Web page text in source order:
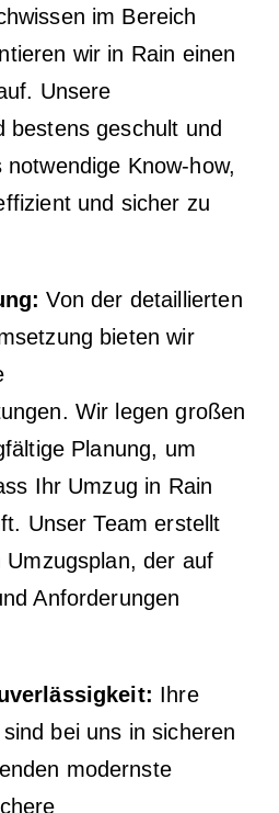
im Bereich
wir in Rain einen
Unsere
bestens geschult und
Know-how,
und sicher zu
Von der detaillierten
bieten wir
Wir legen großen
Planung, um
Ihr Umzug in Rain
Unser Team erstellt
Umzugsplan, der auf
Anforderungen
Ihre
bei uns in sicheren
modernste